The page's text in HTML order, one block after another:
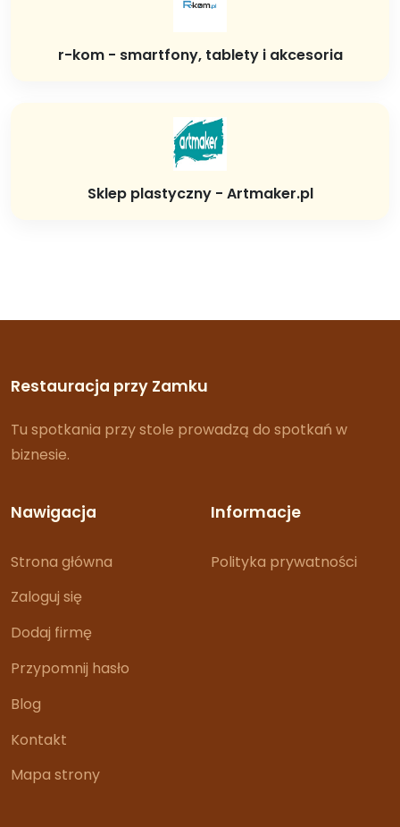
r-kom - smartfony, tablety i akcesoria
Sklep plastyczny - Artmaker.pl
Restauracja przy Zamku
Tu spotkania przy stole prowadzą do spotkań w
biznesie.
Nawigacja
Strona główna
Zaloguj się
Dodaj firmę
Przypomnij hasło
Blog
Kontakt
Mapa strony
Informacje
Polityka prywatności